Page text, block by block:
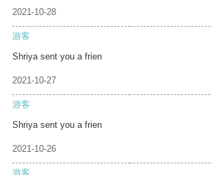
2021-10-28
游客
Shriya sent you a frien
2021-10-27
游客
Shriya sent you a frien
2021-10-26
游客